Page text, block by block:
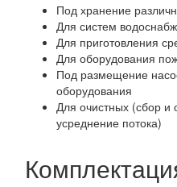
Под хранение
Для систем
Для приготовления
Для оборудования
Под размещение
оборудования
Для очистных (сбор и
усреднение потока)